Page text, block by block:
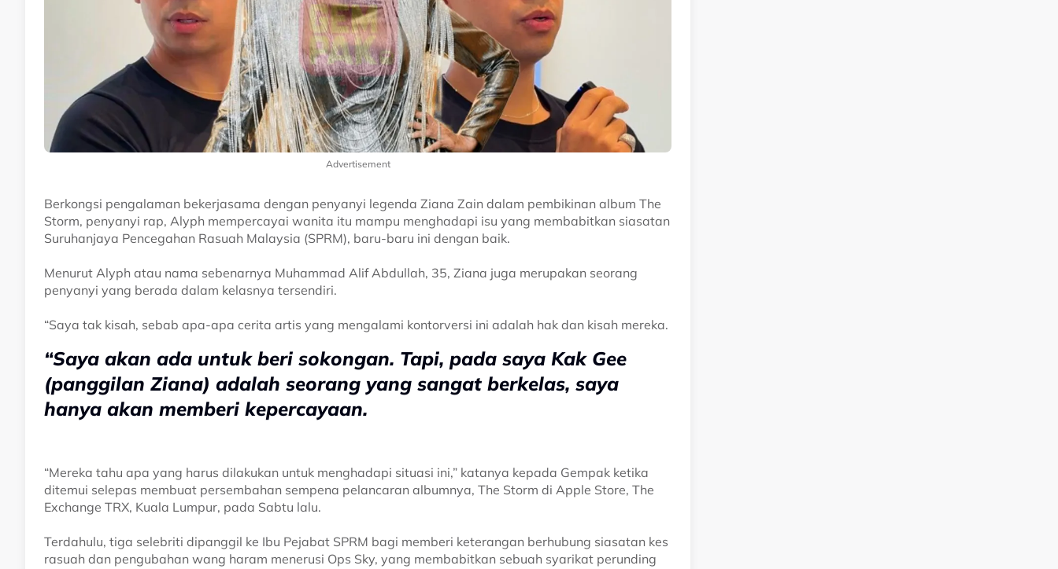
Advertisement
Berkongsi pengalaman bekerjasama dengan penyanyi legenda Ziana Zain dalam pembikinan album The
Storm, penyanyi rap, Alyph mempercayai wanita itu mampu menghadapi isu yang membabitkan siasatan
Suruhanjaya Pencegahan Rasuah Malaysia (SPRM), baru-baru ini dengan baik.
Menurut Alyph atau nama sebenarnya Muhammad Alif Abdullah, 35, Ziana juga merupakan seorang
penyanyi yang berada dalam kelasnya tersendiri.
“Saya tak kisah, sebab apa-apa cerita artis yang mengalami kontorversi ini adalah hak dan kisah mereka.
“Saya akan ada untuk beri sokongan. Tapi, pada saya Kak Gee
(panggilan Ziana) adalah seorang yang sangat berkelas, saya
hanya akan memberi kepercayaan.
“Mereka tahu apa yang harus dilakukan untuk menghadapi situasi ini,” katanya kepada Gempak ketika
ditemui selepas membuat persembahan sempena pelancaran albumnya, The Storm di Apple Store, The
Exchange TRX, Kuala Lumpur, pada Sabtu lalu.
Terdahulu, tiga selebriti dipanggil ke Ibu Pejabat SPRM bagi memberi keterangan berhubung siasatan kes
rasuah dan pengubahan wang haram menerusi Ops Sky, yang membabitkan sebuah syarikat perunding